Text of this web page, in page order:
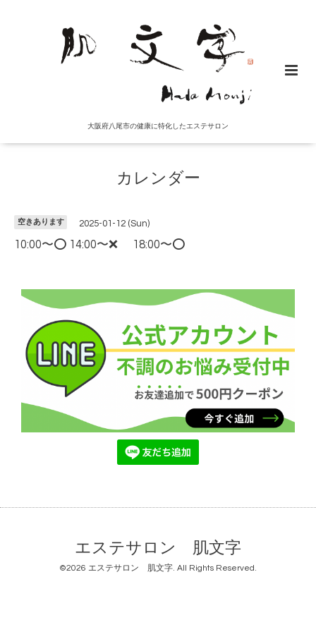
大阪府八尾市の健康に特化したエステサロン
カレンダー
空きあります 2025-01-12 (Sun)
10:00〜⭕️ 14:00〜❌ 18:00〜⭕️
エステサロン 肌文字
©2026 エステサロン 肌文字. All Rights Reserved.